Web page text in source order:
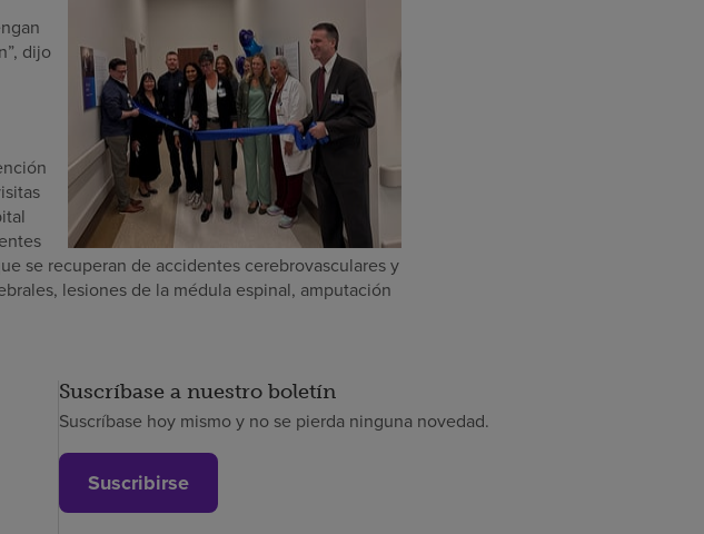
dijo
se recuperan de accidentes cerebrovasculares y
lesiones de la médula espinal, amputación
Suscríbase a nuestro boletín
Suscríbase hoy mismo y no se pierda ninguna novedad.
Suscribirse